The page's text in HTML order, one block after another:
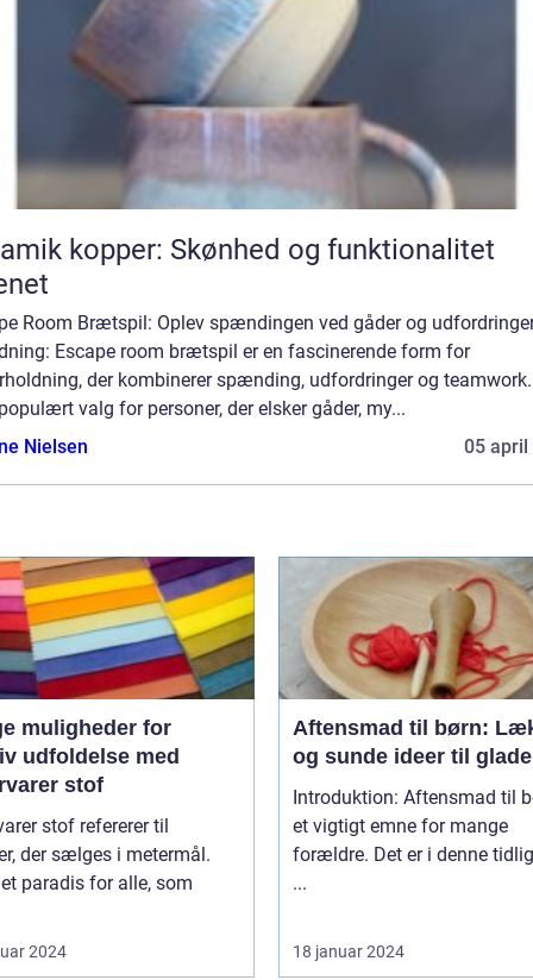
kopper: Skønhed og funktionalitet
Room Brætspil: Oplev spændingen ved gåder og
Escape room brætspil er en fascinerende form for
der kombinerer spænding, udfordringer og
valg for personer, der elsker gåder, my...
Nielsen
05 april
muligheder for
udfoldelse med
stof
stof refererer til
der sælges i metermål.
paradis for alle, som
2024
Aftensmad til børn:
og sunde ideer til
Introduktion: Aftensmad til
et vigtigt emne for mange
forældre. Det er i denne
...
18 januar 2024